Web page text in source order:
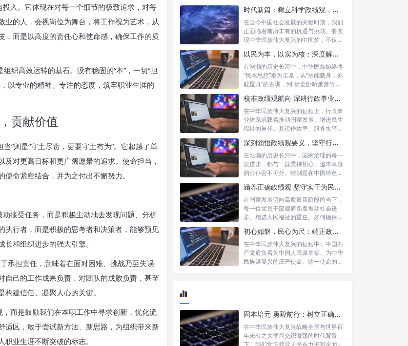
入。它体现在对每一个细节的极致追求，对每
的人，会视岗位为舞台，将工作视为艺术，从
，而是以高度的责任心和使命感，确保工作的质
织高效运转的基石。没有稳固的“本”，一切“担
以专业的精神、专注的态度，筑牢职业生涯的
贡献价值
”则是“守土尽责，更要守土有为”。它超越了单
对更高目标和更广阔愿景的追求。使命担当，
命紧密结合，并为之付出不懈努力。
接受任务，而是积极主动地去发现问题、分析
执行者，而是积极的思考者和决策者，能够预见
和组织进步的强大引擎。
承担责任，意味着在面对困难、挑战乃至失误
自己的工作成果负责，对团队的成败负责，甚至
建信任、凝聚人心的关键。
而是鼓励我们在本职工作中寻求创新，优化流
适区，敢于尝试新方法、新思路，为组织带来新
业生涯不断突破的标志。
时代新篇：树立科学政绩观，摒弃虚功重实绩，迈向高质量发展
在当今中国社会发展的关键时期，我们
正面临着前所未有的机遇与挑战。要实
现中华民族伟大复兴的中国梦，不仅需
以民为本，以实为核：深度解析坚守为民初心与正确政绩观念的融合路径
在浩瀚的历史长河中，中华民族始终将
“民本思想”奉为圭臬，从“水能载舟，亦
能覆舟”的古训，到“衙斋卧听萧萧竹，
校准政绩观航向 深耕行政事业本职：新时代高质量发展的核心密码
在中华民族伟大复兴的征程上，行政事
业体系承载着推动国家发展、增进民生
福祉的重任。其运作效率、服务水平乃
深刻领悟政绩观要义，坚守行政事业初心：新时代公仆的使命与担当
在浩瀚的历史长河中，国家治理的每一
次进步，都与一群秉持初心、追求卓越
的公仆密不可分。特别是在中国特色社
涵养正确政绩观 坚守实干为民情怀：新时代干部成长的双重基石
在国家发展迈向高质量新阶段的当下，
每一位党员干部都肩负着推动社会进
步、增进人民福祉的重任。如何确保我
初心如磐，民心为尺：端正政绩价值取向，砥砺为民服务初心的新时代答卷
在中华民族伟大复兴的征程中，中国共
产党肩负着为中国人民谋幸福、为中华
民族谋复兴的庄严使命。这一使命的实
固本培元 勇毅前行：树立正确政绩观，坚守初心勇担当的时代命题与实践方略
在中华民族伟大复兴战略全局与世界百
年未有之大变局交织激荡的时代背景
下，我们党正领导人民奋力书写全面建